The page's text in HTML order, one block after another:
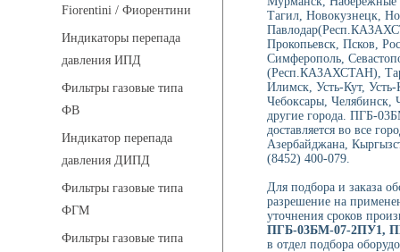
Fiorentini / Фиорентини
Индикаторы перепада
давления ИПД
Фильтры газовые типа
ФВ
Индикатор перепада
давления ДИПД
Фильтры газовые типа
ФГМ
Фильтры газовые типа
Тагил, Новокузнецк,
Прокопьевск, Псков,
Симферополь,
(Респ.КАЗАХСТАН),
Илимск, Усть-Кут,
Чебоксары,
другие города. ПГБ-
доставляется во все
Азербайджана,
(8452) 400-079.
Для подбора и заказа
разрешение на
уточнения сроков
ПГБ-03БМ-07-2ПУ1,
в отдел подбора